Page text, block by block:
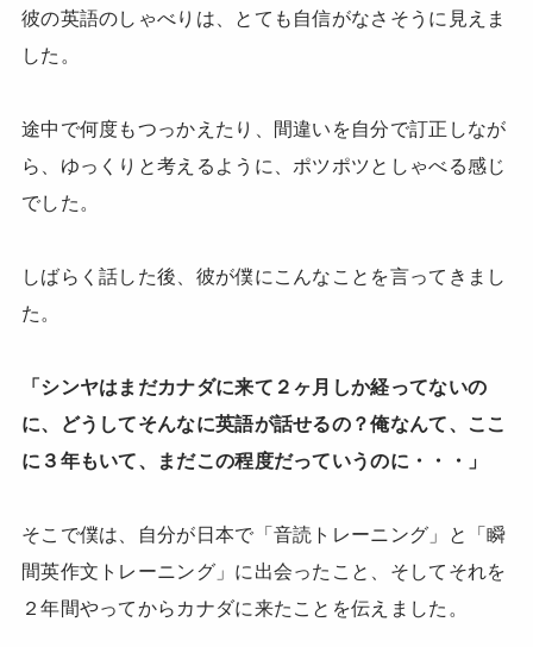
彼の英語のしゃべりは、とても自信がなさそうに見えま
した。
途中で何度もつっかえたり、間違いを自分で訂正しなが
ら、ゆっくりと考えるように、ポツポツとしゃべる感じ
でした。
しばらく話した後、彼が僕にこんなことを言ってきまし
た。
「シンヤはまだカナダに来て２ヶ月しか経ってないの
に、どうしてそんなに英語が話せるの？俺なんて、ここ
に３年もいて、まだこの程度だっていうのに・・・」
そこで僕は、自分が日本で「音読トレーニング」と「瞬
間英作文トレーニング」に出会ったこと、そしてそれを
２年間やってからカナダに来たことを伝えました。